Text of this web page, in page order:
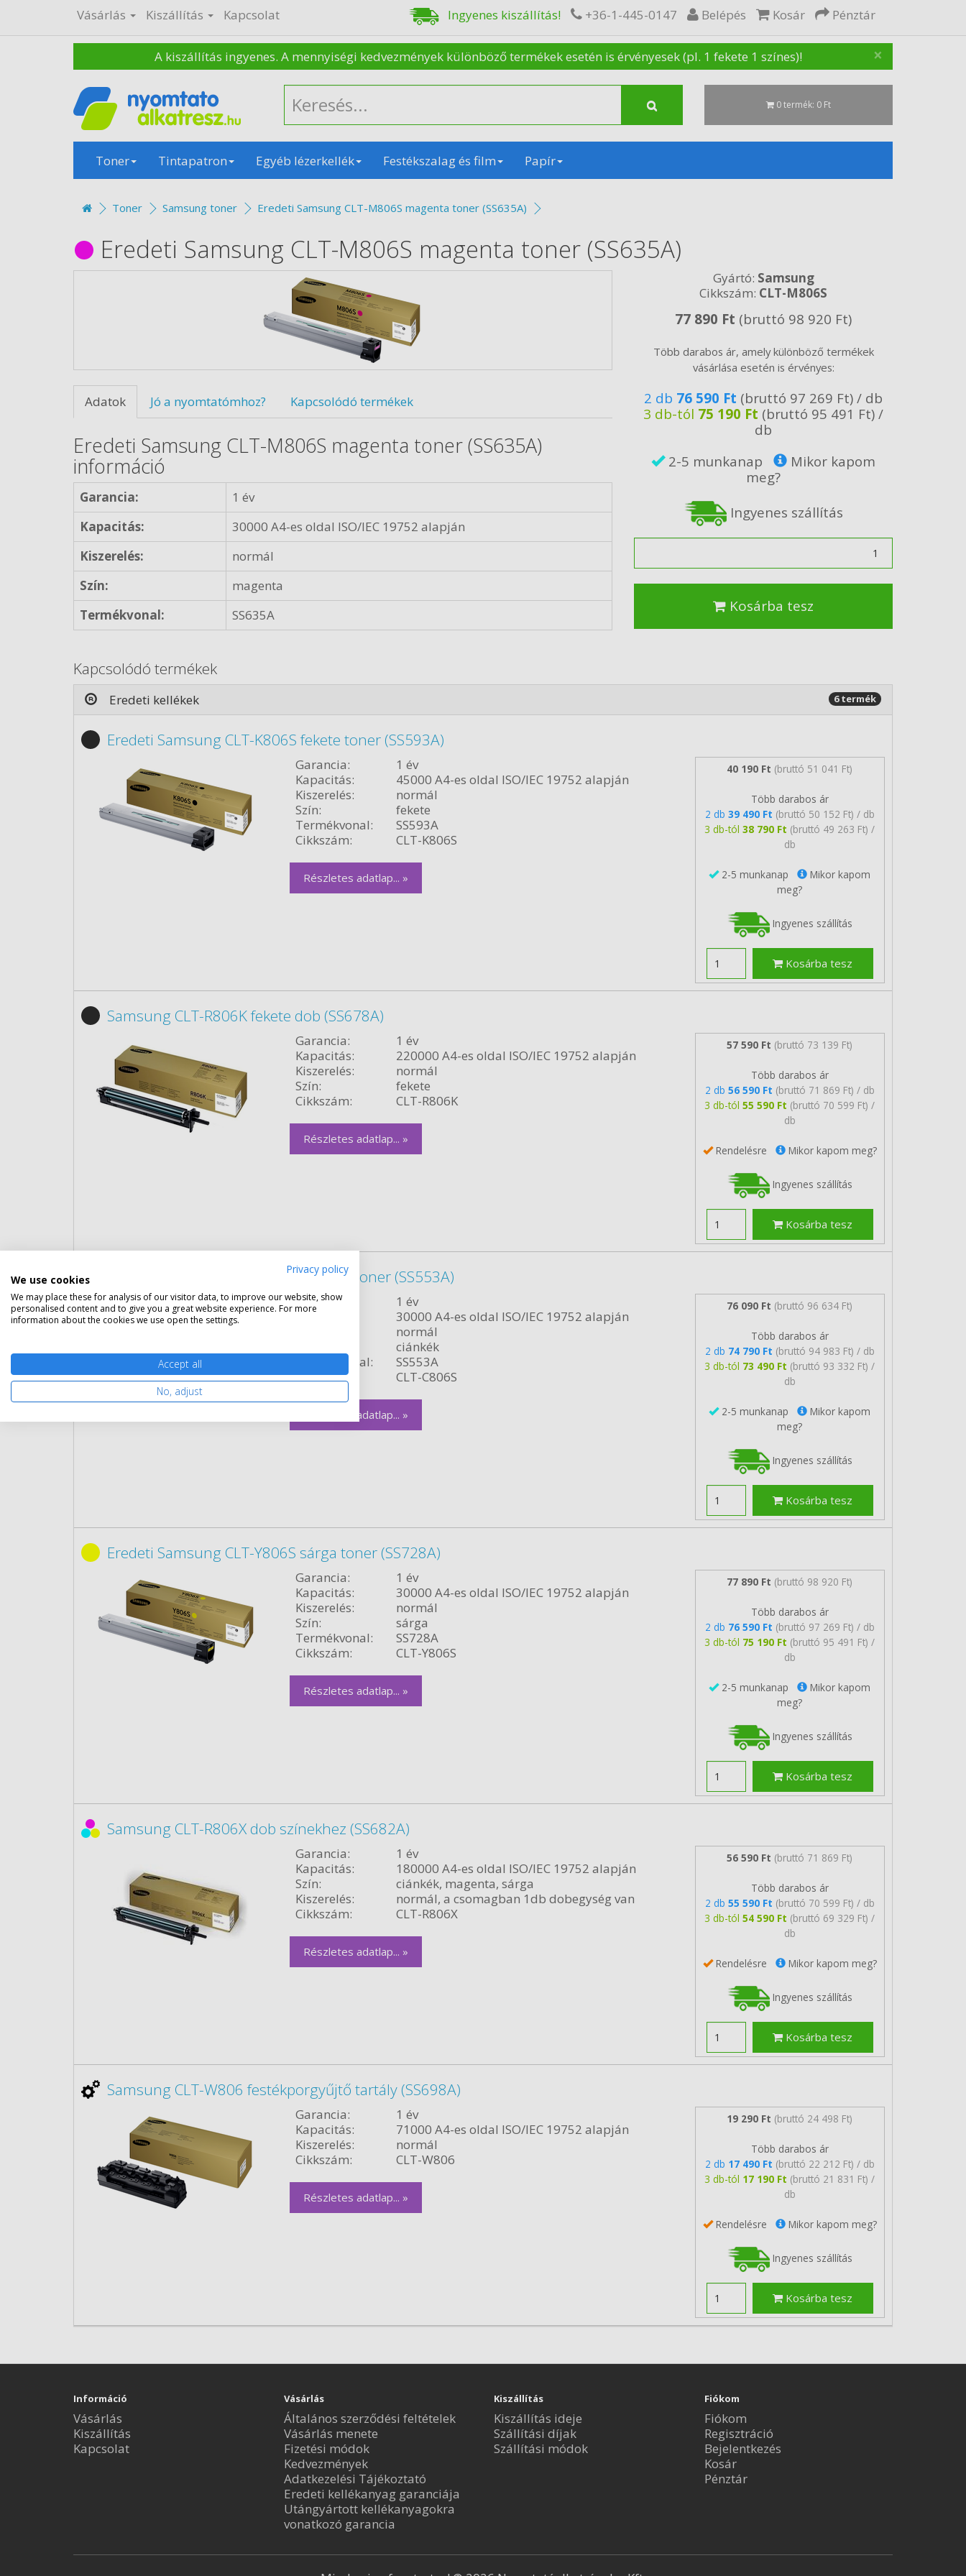
Vásárlás Kiszállítás Kapcsolat Ingyenes kiszállítás! +36-1-445-0147 Belépés Kosár Pénztár
×
A kiszállítás ingyenes. A mennyiségi kedvezmények különböző termékek esetén is érvényesek (pl. 1 fekete 1 színes)!
0 termék: 0 Ft
Toner Tintapatron Egyéb lézerkellék Festékszalag és film Papír
Toner Samsung toner Eredeti Samsung CLT-M806S magenta toner (SS635A)
Eredeti Samsung CLT-M806S magenta toner (SS635A)
Adatok Jó a nyomtatómhoz? Kapcsolódó termékek
Eredeti Samsung CLT-M806S magenta toner (SS635A)
információ
Garancia:
1 év
Kapacitás:
30000 A4-es oldal ISO/IEC 19752 alapján
Kiszerelés:
normál
Szín:
magenta
Termékvonal:
SS635A
Gyártó: Samsung
Cikkszám: CLT-M806S
77 890 Ft (bruttó 98 920 Ft)
Több darabos ár, amely különböző termékek
vásárlása esetén is érvényes:
2 db 76 590 Ft (bruttó 97 269 Ft) / db
3 db-tól 75 190 Ft (bruttó 95 491 Ft) /
db
2-5 munkanap
Mikor kapom
meg?
Ingyenes szállítás
Kosárba tesz
Kapcsolódó termékek
Eredeti kellékek 6 termék
Eredeti Samsung CLT-K806S fekete toner (SS593A)
Garancia:
1 év
Kapacitás:
45000 A4-es oldal ISO/IEC 19752 alapján
Kiszerelés:
normál
Szín:
fekete
Termékvonal:
SS593A
Cikkszám:
CLT-K806S
Részletes adatlap... »
40 190 Ft (bruttó 51 041 Ft)
Több darabos ár
2 db 39 490 Ft (bruttó 50 152 Ft) / db
3 db-tól38 790 Ft (bruttó 49 263 Ft) /
db
2-5 munkanap
Mikor kapom
meg?
Ingyenes szállítás
Kosárba tesz
Samsung CLT-R806K fekete dob (SS678A)
Garancia:
1 év
Kapacitás:
220000 A4-es oldal ISO/IEC 19752 alapján
Kiszerelés:
normál
Szín:
fekete
Cikkszám:
CLT-R806K
Részletes adatlap... »
57 590 Ft (bruttó 73 139 Ft)
Több darabos ár
2 db 56 590 Ft (bruttó 71 869 Ft) / db
3 db-tól55 590 Ft (bruttó 70 599 Ft) /
db
Rendelésre Mikor kapom meg?
Ingyenes szállítás
Kosárba tesz
Eredeti Samsung CLT-C806S ciánkék toner (SS553A)
Garancia:
1 év
Kapacitás:
30000 A4-es oldal ISO/IEC 19752 alapján
normál
ciánkék
Termékvonal:
SS553A
Cikkszám:
CLT-C806S
Részletes adatlap... »
76 090 Ft (bruttó 96 634 Ft)
Több darabos ár
2 db 74 790 Ft (bruttó 94 983 Ft) / db
3 db-tól 73 490 Ft (bruttó 93 332 Ft) /
db
2-5 munkanap
Mikor kapom
meg?
Ingyenes szállítás
Kosárba tesz
Eredeti Samsung CLT-Y806S sárga toner (SS728A)
Garancia:
1 év
Kapacitás:
30000 A4-es oldal ISO/IEC 19752 alapján
Kiszerelés:
normál
Szín:
sárga
Termékvonal:
SS728A
Cikkszám:
CLT-Y806S
Részletes adatlap... »
77 890 Ft (bruttó 98 920 Ft)
Több darabos ár
2 db 76 590 Ft (bruttó 97 269 Ft) / db
3 db-tól 75 190 Ft (bruttó 95 491 Ft) /
db
2-5 munkanap
Mikor kapom
meg?
Ingyenes szállítás
Kosárba tesz
Samsung CLT-R806X dob színekhez (SS682A)
Garancia:
1 év
Kapacitás:
180000 A4-es oldal ISO/IEC 19752 alapján
Szín:
ciánkék, magenta, sárga
Kiszerelés:
normál, a csomagban 1db dobegység van
Cikkszám:
CLT-R806X
Részletes adatlap... »
56 590 Ft (bruttó 71 869 Ft)
Több darabos ár
2 db 55 590 Ft (bruttó 70 599 Ft) / db
3 db-tól54 590 Ft (bruttó 69 329 Ft) /
db
Rendelésre Mikor kapom meg?
Ingyenes szállítás
Kosárba tesz
Samsung CLT-W806 festékporgyűjtő tartály (SS698A)
Garancia:
1 év
Kapacitás:
71000 A4-es oldal ISO/IEC 19752 alapján
Kiszerelés:
normál
Cikkszám:
CLT-W806
Részletes adatlap... »
19 290 Ft (bruttó 24 498 Ft)
Több darabos ár
2 db 17 490 Ft (bruttó 22 212 Ft) / db
3 db-tól 17 190 Ft (bruttó 21 831 Ft) /
db
Rendelésre Mikor kapom meg?
Ingyenes szállítás
Kosárba tesz
Információ
Vásárlás
Kiszállítás
Kapcsolat
Vásárlás
Általános szerződési feltételek
Vásárlás menete
Fizetési módok
Kedvezmények
Adatkezelési Tájékoztató
Eredeti kellékanyag garanciája
Utángyártott kellékanyagokra
vonatkozó garancia
Kiszállítás
Kiszállítás ideje
Szállítási díjak
Szállítási módok
Fiókom
Fiókom
Regisztráció
Bejelentkezés
Kosár
Pénztár
Privacy policy
We use cookies
We may place these for analysis of our visitor data, to improve our website, show
personalised content and to give you a great website experience. For more
information about the cookies we use open the settings.
Accept all
No, adjust